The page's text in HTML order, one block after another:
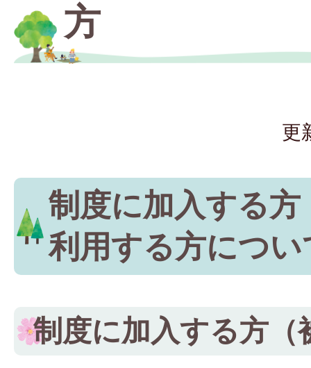
方
更
制度に加入する
利用する方につい
制度に加入する方（